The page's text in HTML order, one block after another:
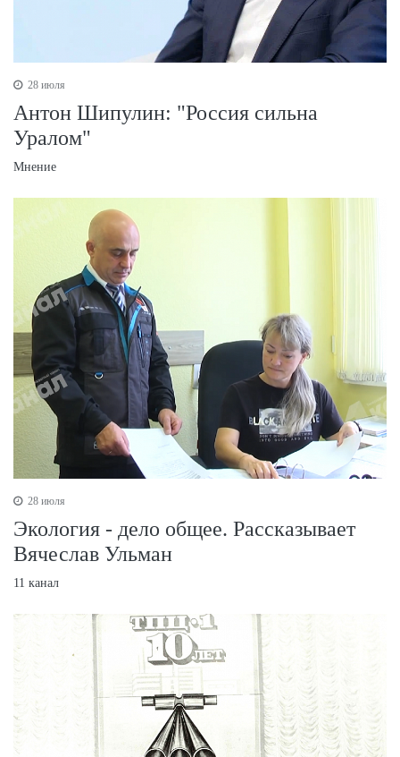
28 июля
Антон Шипулин: "Россия сильна
Уралом"
Мнение
28 июля
Экология - дело общее. Рассказывает
Вячеслав Ульман
11 канал